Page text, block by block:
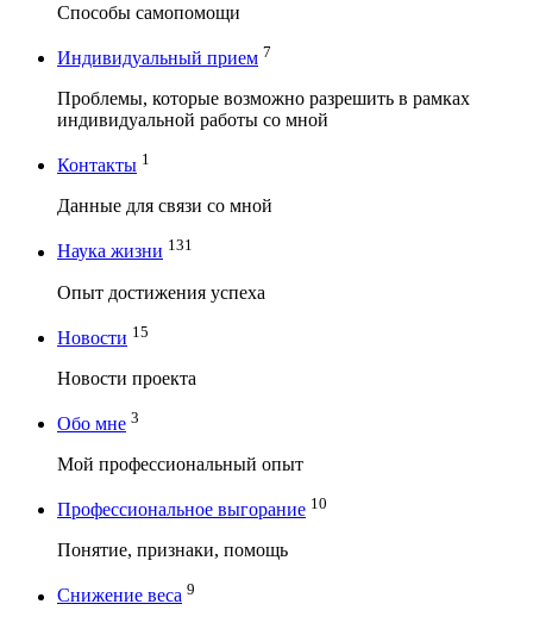
Способы самопомощи
Индивидуальный прием 7
Проблемы, которые возможно разрешить в рамках
индивидуальной работы со мной
Контакты 1
Данные для связи со мной
Наука жизни 131
Опыт достижения успеха
Новости 15
Новости проекта
Обо мне 3
Мой профессиональный опыт
Профессиональное выгорание 10
Понятие, признаки, помощь
Снижение веса 9